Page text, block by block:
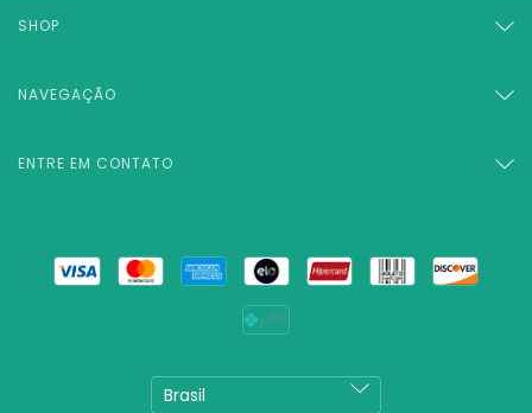
SHOP
NAVEGAÇÃO
ENTRE EM CONTATO